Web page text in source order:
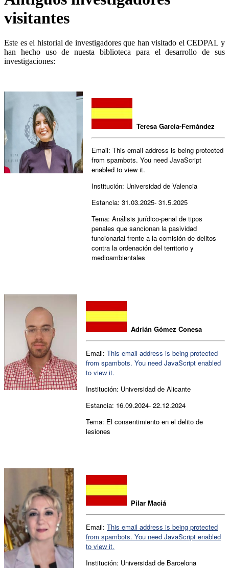
visitantes
Este es el historial de investigadores que han visitado el CEDPAL y
han hecho uso de nuesta biblioteca para el desarrollo de sus
investigaciones:
Teresa García-Fernández
Email: This email address is being protected
from spambots. You need JavaScript
enabled to view it.
Institución: Universidad de Valencia
Estancia: 31.03.2025- 31.5.2025
Tema: Análisis jurídico-penal de tipos
penales que sancionan la pasividad
funcionarial frente a la comisión de delitos
contra la ordenación del territorio y
medioambientales
Adrián Gómez Conesa
Email: This email address is being protected
from spambots. You need JavaScript enabled
to view it.
Institución: Universidad de Alicante
Estancia: 16.09.2024- 22.12.2024
Tema: El consentimiento en el delito de
lesiones
Pilar Maciá
Email: This email address is being protected
from spambots. You need JavaScript enabled
to view it.
Institución: Universidad de Barcelona